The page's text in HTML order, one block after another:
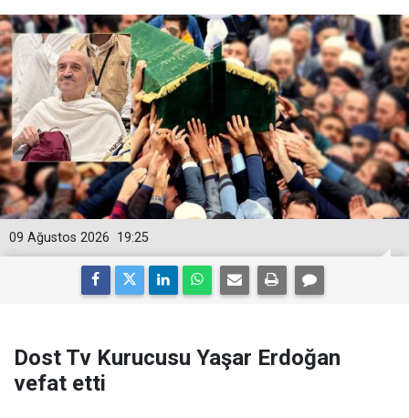
19:25
09 Ağustos 2026
Dost Tv Kurucusu Yaşar Erdoğan
vefat etti